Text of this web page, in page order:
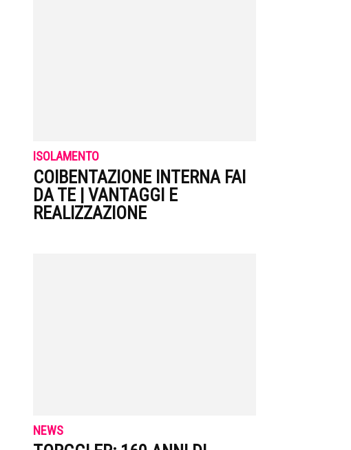
ISOLAMENTO
COIBENTAZIONE INTERNA FAI
DA TE | VANTAGGI E
REALIZZAZIONE
NEWS